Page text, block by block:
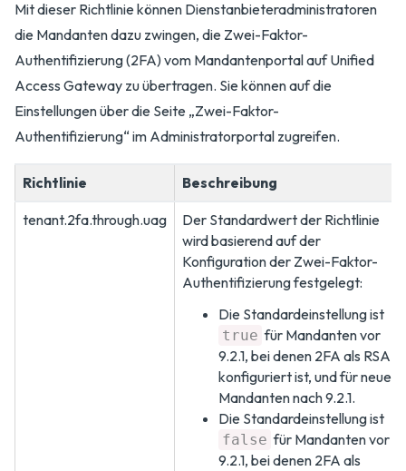
Mit dieser Richtlinie können Dienstanbieteradministratoren
die Mandanten dazu zwingen, die Zwei-Faktor-
Authentifizierung (2FA) vom Mandantenportal auf Unified
Access Gateway zu übertragen. Sie können auf die
Einstellungen über die Seite „Zwei-Faktor-
Authentifizierung“ im Administratorportal zugreifen.
Richtlinie Beschreibung
tenant.2fa.through.uag
Der Standardwert der Richtlinie
wird basierend auf der
Konfiguration der Zwei-Faktor-
Authentifizierung festgelegt:
Die Standardeinstellung ist
true für Mandanten vor
9.2.1, bei denen 2FA als RSA
konfiguriert ist, und für neue
Mandanten nach 9.2.1.
Die Standardeinstellung ist
false für Mandanten vor
9.2.1, bei denen 2FA als